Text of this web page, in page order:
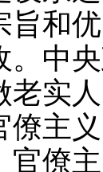
旨和
。中
老实
僚主
官僚